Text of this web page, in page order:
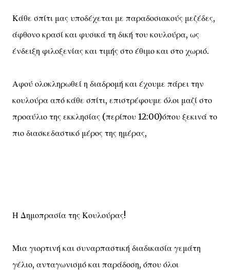
Κάθε σπίτι μας υποδέχεται με παραδοσιακούς μεζέδες,
άφθονο κρασί και φυσικά τη δική του κουλούρα, ως
ένδειξη φιλοξενίας και τιμής στο έθιμο και στο χωριό.
Αφού ολοκληρωθεί η διαδρομή και έχουμε πάρει την
κουλούρα από κάθε σπίτι, επιστρέφουμε όλοι μαζί στο
προαύλιο της εκκλησίας (περίπου 12:00)όπου ξεκινά το
πιο διασκεδαστικό μέρος της ημέρας,
Η Δημοπρασία της Κουλούρας!
Μια γιορτινή και συναρπαστική διαδικασία γεμάτη
γέλιο, ανταγωνισμό και παράδοση, όπου όλοι